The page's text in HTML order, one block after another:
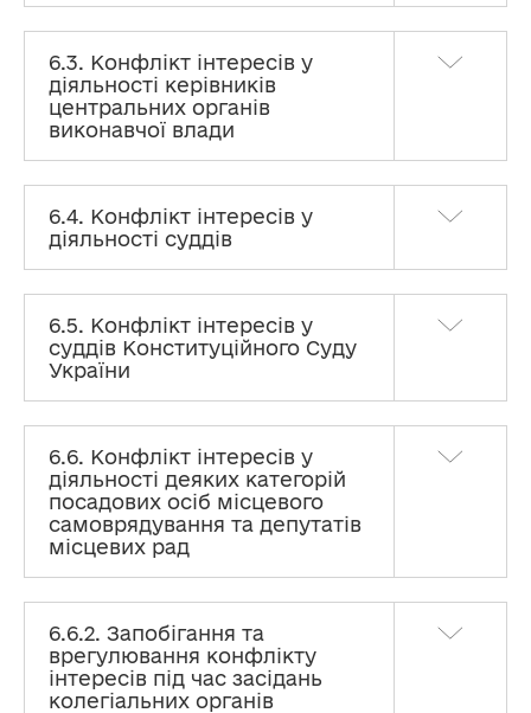
6.3. Конфлікт інтересів у
діяльності керівників
центральних органів
виконавчої влади
6.4. Конфлікт інтересів у
діяльності суддів
6.5. Конфлікт інтересів у
суддів Конституційного Суду
України
6.6. Конфлікт інтересів у
діяльності деяких категорій
посадових осіб місцевого
самоврядування та депутатів
місцевих рад
6.6.2. Запобігання та
врегулювання конфлікту
інтересів під час засідань
колегіальних органів